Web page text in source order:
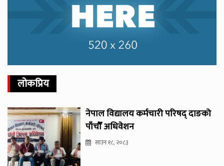
लोकप्रिय
नेपाल विद्यालय कर्मचारी परिषद् दाङको
पाँचौँ अधिवेशन
साउन १८, २०८३